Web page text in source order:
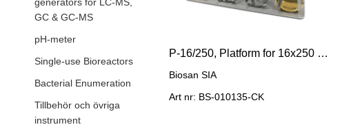
GC & GC-MS
pH-meter
Single-use Bioreactors
Bacterial Enumeration
Tillbehör och övriga
instrument
P-16/250, Platform for 16x250 ml flasks
Biosan SIA
Art nr: BS-010135-CK